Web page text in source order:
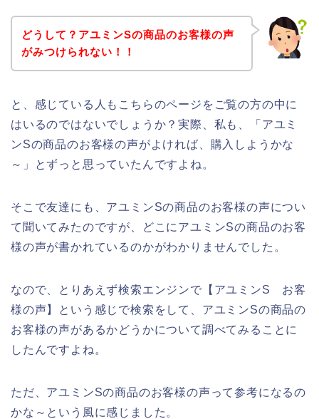
どうして？アユミンSの商品のお客様の声
がみつけられない！！
と、感じている人もこちらのページをご覧の方の中に
はいるのではないでしょうか？実際、私も、「アユミ
ンSの商品のお客様の声がよければ、購入しようかな
～」とずっと思っていたんですよね。
そこで友達にも、アユミンSの商品のお客様の声につい
て聞いてみたのですが、どこにアユミンSの商品のお客
様の声が書かれているのかがわかりませんでした。
なので、とりあえず検索エンジンで【アユミンS お客
様の声】という感じで検索をして、アユミンSの商品の
お客様の声があるかどうかについて調べてみることに
したんですよね。
ただ、アユミンSの商品のお客様の声って参考になるの
かな～という風に感じました。